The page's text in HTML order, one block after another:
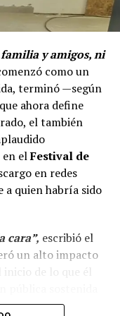
familia y amigos, ni
como un
terminó —según
ahora define
el también
en elFestival de
en redes
a quien habría sido
cara”, escribió el
un alto impacto
inicio de lo que él